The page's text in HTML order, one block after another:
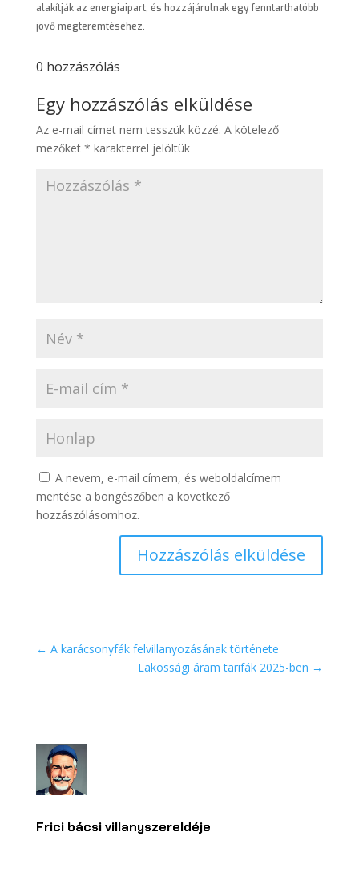
alakítják az energiaipart, és hozzájárulnak egy fenntarthatóbb
jövő megteremtéséhez.
0 hozzászólás
Egy hozzászólás elküldése
Az e-mail címet nem tesszük közzé. A kötelező
mezőket * karakterrel jelöltük
A nevem, e-mail címem, és weboldalcímem
mentése a böngészőben a következő
hozzászólásomhoz.
Hozzászólás elküldése
← A karácsonyfák felvillanyozásának története
Lakossági áram tarifák 2025-ben →
Frici bácsi villanyszereldéje